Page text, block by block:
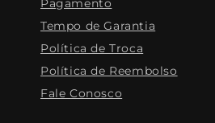
Pagamento
Tempo de Garantia
Política de Troca
Política de Reembolso
Fale Conosco